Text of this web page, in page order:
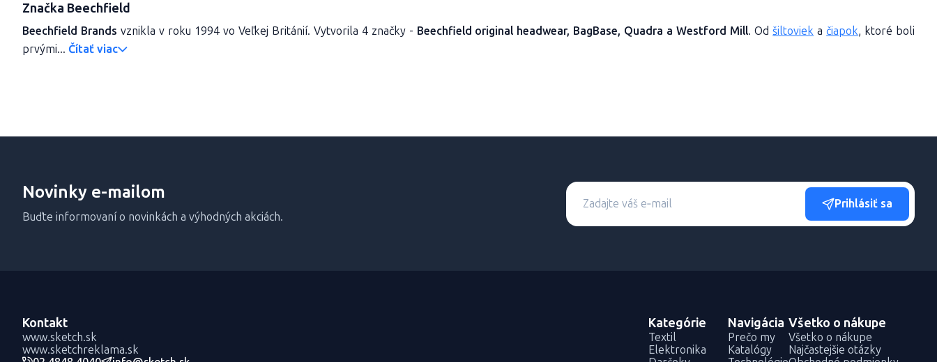
Značka Beechfield
Beechfield Brands vznikla v roku 1994 vo Veľkej Británií. Vytvorila 4 značky - Beechfield original headwear, BagBase, Quadra a Westford Mill. Odšiltoviek a čiapok, ktoré boli
prvými... Čítať viac
Novinky e-mailom
Buďte informovaní o novinkách a výhodných akciách.
Prihlásiť sa
Kontakt
www.sketch.sk
www.sketchreklama.sk
Kategórie
Textil
Elektronika
Navigácia
Prečo my
Katalógy
Všetko o nákupe
Všetko o nákupe
Najčastejšie otázky